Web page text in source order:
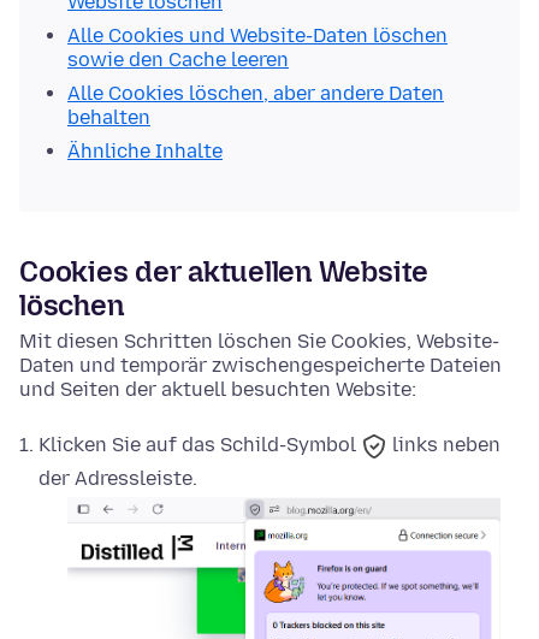
Alle Cookies und Website-Daten löschen
sowie den Cache leeren
Alle Cookies löschen, aber andere Daten
behalten
Ähnliche Inhalte
Cookies der aktuellen Website
löschen
Mit diesen Schritten löschen Sie Cookies, Website-
Daten und temporär zwischengespeicherte Dateien
und Seiten der aktuell besuchten Website:
Klicken Sie auf das Schild-Symbol
links neben
der Adressleiste.